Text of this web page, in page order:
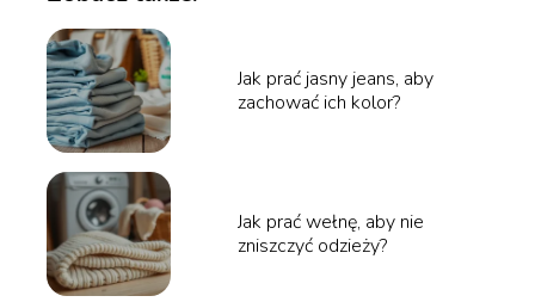
Jak prać jasny jeans, aby
zachować ich kolor?
Jak prać wełnę, aby nie
zniszczyć odzieży?